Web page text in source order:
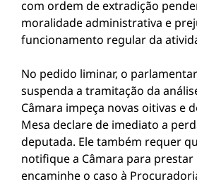
com ordem de extradição
moralidade administrativa e
funcionamento regular da
No pedido liminar, o
suspenda a tramitação da
Câmara impeça novas oitivas e
Mesa declare de imediato a
deputada. Ele também requer
notifique a Câmara para
encaminhe o caso à